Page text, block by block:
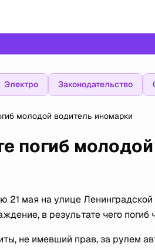
Электро Законодательство
молодой водитель иномарки
погиб
21 мая на улице
в результате чего погиб
не имевший прав, за рулем